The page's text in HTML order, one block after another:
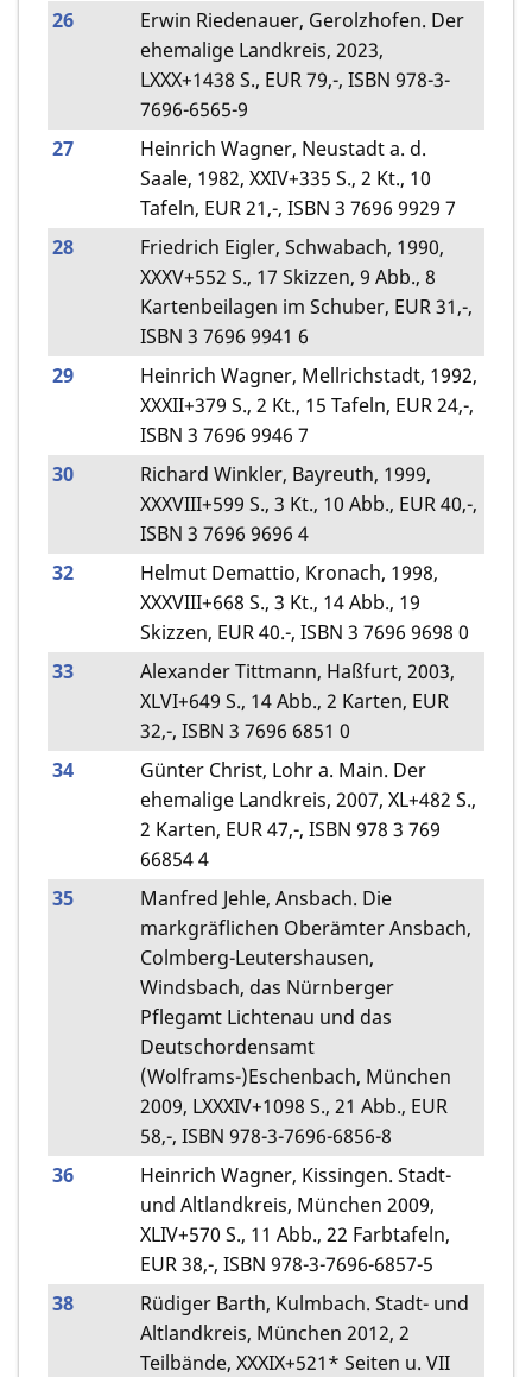
26
Erwin Riedenauer, Gerolzhofen. Der
ehemalige Landkreis, 2023,
LXXX+1438 S., EUR 79,-, ISBN 978-3-
7696-6565-9
27
Heinrich Wagner, Neustadt a. d.
Saale, 1982, XXIV+335 S., 2 Kt., 10
Tafeln, EUR 21,-, ISBN 3 7696 9929 7
28
Friedrich Eigler, Schwabach, 1990,
XXXV+552 S., 17 Skizzen, 9 Abb., 8
Kartenbeilagen im Schuber, EUR 31,-,
ISBN 3 7696 9941 6
29
Heinrich Wagner, Mellrichstadt, 1992,
XXXII+379 S., 2 Kt., 15 Tafeln, EUR 24,-,
ISBN 3 7696 9946 7
30
Richard Winkler, Bayreuth, 1999,
XXXVIII+599 S., 3 Kt., 10 Abb., EUR 40,-,
ISBN 3 7696 9696 4
32
Helmut Demattio, Kronach, 1998,
XXXVIII+668 S., 3 Kt., 14 Abb., 19
Skizzen, EUR 40.-, ISBN 3 7696 9698 0
33
Alexander Tittmann, Haßfurt, 2003,
XLVI+649 S., 14 Abb., 2 Karten, EUR
32,-, ISBN 3 7696 6851 0
34
Günter Christ, Lohr a. Main. Der
ehemalige Landkreis, 2007, XL+482 S.,
2 Karten, EUR 47,-, ISBN 978 3 769
66854 4
35
Manfred Jehle, Ansbach. Die
markgräflichen Oberämter Ansbach,
Colmberg-Leutershausen,
Windsbach, das Nürnberger
Pflegamt Lichtenau und das
Deutschordensamt
(Wolframs-)Eschenbach, München
2009, LXXXIV+1098 S., 21 Abb., EUR
58,-, ISBN 978-3-7696-6856-8
36
Heinrich Wagner, Kissingen. Stadt-
und Altlandkreis, München 2009,
XLIV+570 S., 11 Abb., 22 Farbtafeln,
EUR 38,-, ISBN 978-3-7696-6857-5
38
Rüdiger Barth, Kulmbach. Stadt- und
Altlandkreis, München 2012, 2
Teilbände, XXXIX+521* Seiten u. VII